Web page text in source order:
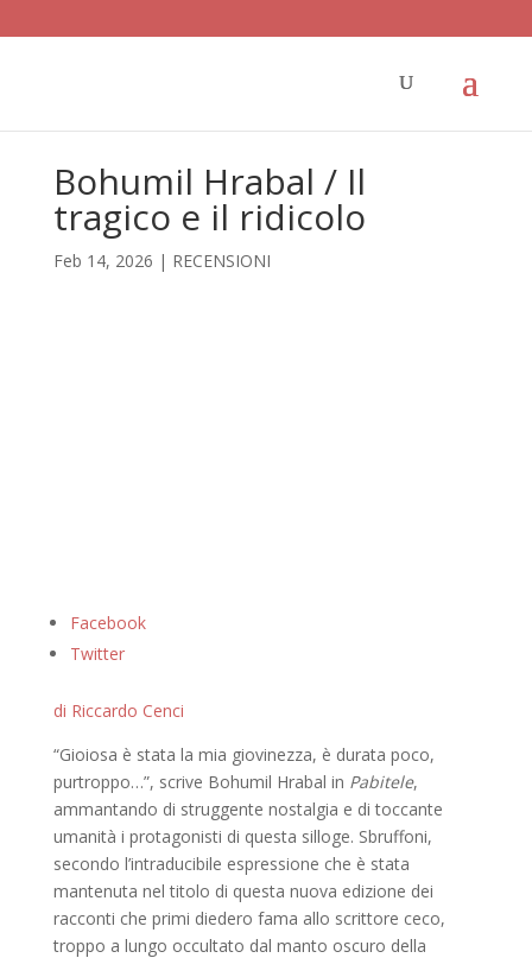
Bohumil Hrabal / Il
tragico e il ridicolo
Feb 14, 2026 | RECENSIONI
Facebook
Twitter
di Riccardo Cenci
“Gioiosa è stata la mia giovinezza, è durata poco,
purtroppo…”, scrive Bohumil Hrabal in Pabitele,
ammantando di struggente nostalgia e di toccante
umanità i protagonisti di questa silloge. Sbruffoni,
secondo l’intraducibile espressione che è stata
mantenuta nel titolo di questa nuova edizione dei
racconti che primi diedero fama allo scrittore ceco,
troppo a lungo occultato dal manto oscuro della